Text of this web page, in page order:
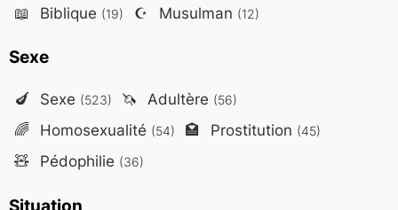
📖 Biblique (19) ☪️ Musulman (12)
Sexe
🍆 Sexe (523) 🦄 Adultère (56)
🌈 Homosexualité (54) 🏩 Prostitution (45)
🧸 Pédophilie (36)
Situation